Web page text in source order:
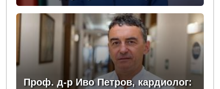
Ивкова
Проф. д-р Иво Петров, кардиолог: